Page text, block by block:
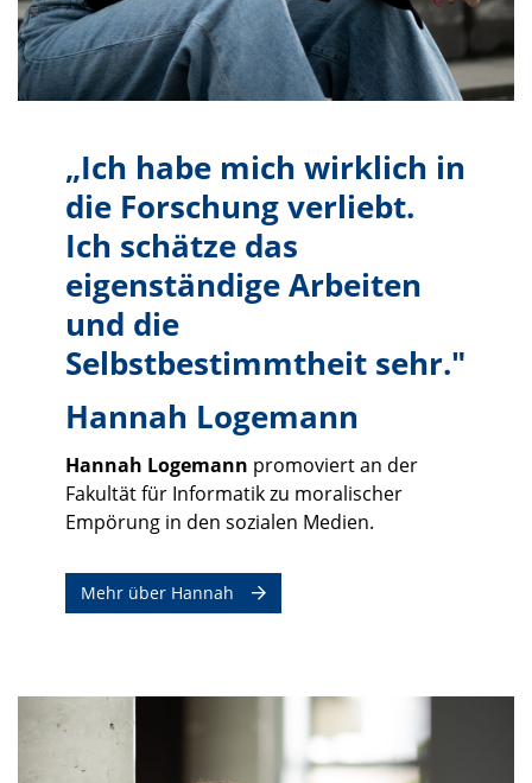
„Ich habe mich wirklich in
die Forschung verliebt.
Ich schätze das
eigenständige Arbeiten
und die
Selbstbestimmtheit sehr."
Hannah Logemann
Hannah Logemann promoviert an der
Fakultät für Informatik zu moralischer
Empörung in den sozialen Medien.
Mehr über Hannah